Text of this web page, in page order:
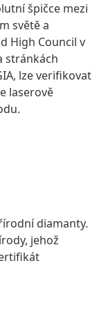
špičce mezi
světě a
High Council v
stránkách
lze verifikovat
laserově
diamanty.
jehož